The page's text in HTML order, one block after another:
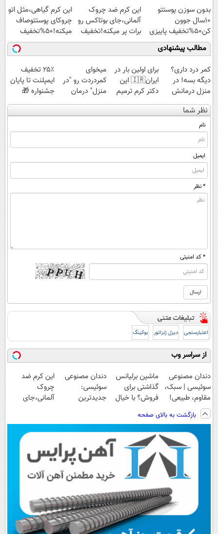
بدون سوزن پوستتو
10سال جوون
کن50%تخفیف پاییزی
این کرم ضد چروک
آلمانی،جای بوتاکس رو
برات پر میکنه!تخفیف
تا امشب
این کرم گیاهی،مثل اتو
چروکای پوستتوصاف
میکنه!50%تخفیف
مطالب پیشنهادی
کمر درد داری؟
دیگه بسه! در
منزل درمانش
کن
(◀پرسش‌نامه)
برای اولین بار در
ایران🇮🇷 این
دکتر کرم ترمیم
کننده 23 روزه
ساخت!
میخوای
کمردردت رو "در
منزل" درمان
کنی؟ (◂فیلم +
◂پرسش‌نامه)
۲۵٪ تخفیف
ایمپلنت تا پایان
جشنواره 🎁
نظر شما
نام
ایمیل
* نظر
* کد امنیتی
اعتبارسنجی دیزل ژنراتور بوکینگ
از سراسر وب
دندان مصنوعی
سوئیسی | سبک،
مقاوم، طبیعی!
ویزیت
رایگان+پرداخت
اقساطی😍
ماشین برلیانس
گذاشتی برای
فروش؟ با خیال
دندان مصنوعی
سوئیسی:
جدیدترین
پرداخت قسطی
این کرم ضد
چروک
آلمانی،جای
تا امشب
بازگشت به بالای صفحه